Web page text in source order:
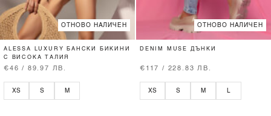
ОТНОВО НАЛИЧЕН
ALESSA LUXURY БАНСКИ БИКИНИ
С ВИСОКА ТАЛИЯ
€46 / 89.97 ЛВ.
XS S M
ОТНОВО НАЛИЧЕН
DENIM MUSE ДЪНКИ
€117 / 228.83 ЛВ.
XS S M L